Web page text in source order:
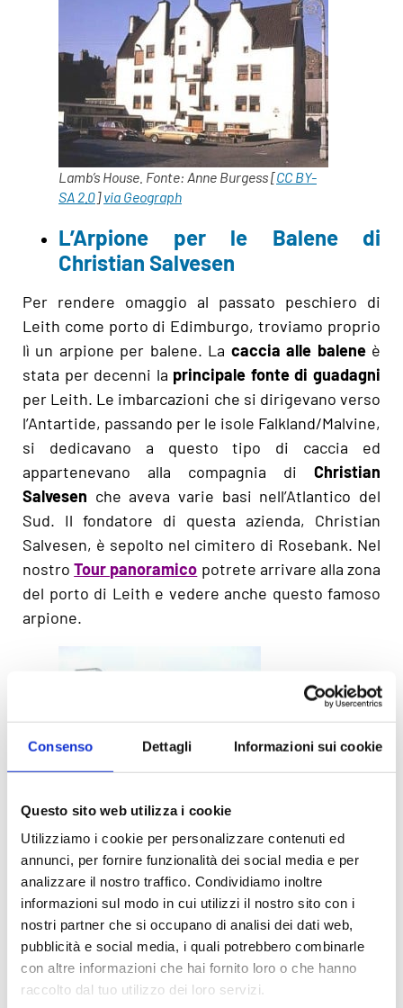
Consenso Dettagli Informazioni sui cookie
Questo sito web utilizza i cookie
Utilizziamo i cookie per personalizzare contenuti ed
annunci, per fornire funzionalità dei social media e per
analizzare il nostro traffico. Condividiamo inoltre
informazioni sul modo in cui utilizzi il nostro sito con i
nostri partner che si occupano di analisi dei dati web,
pubblicità e social media, i quali potrebbero combinarle
con altre informazioni che hai fornito loro o che hanno
raccolto dal tuo utilizzo dei loro servizi.
Lamb’s House. Fonte: Anne Burgess [CC BY-
SA 2.0]via Geograph
L’Arpione per le Balene di
Christian Salvesen
Per rendere omaggio al passato peschiero di
Leith come porto di Edimburgo, troviamo proprio
lì un arpione per balene. La caccia alle baleneè
stata per decenni la principale fonte di guadagni
per Leith. Le imbarcazioni che si dirigevano verso
l’Antartide, passando per le isole Falkland/Malvine,
si dedicavano a questo tipo di caccia ed
appartenevano alla compagnia di Christian
Salvesen che aveva varie basi nell’Atlantico del
Sud. Il fondatore di questa azienda, Christian
Salvesen, è sepolto nel cimitero di Rosebank. Nel
nostroTour panoramico potrete arrivare alla zona
del porto di Leith e vedere anche questo famoso
arpione.
Arpione per balene. Fonte: Kim
Traynor (Own work) [ CC BY-SA
3.0 ],via Wikimedia Commons